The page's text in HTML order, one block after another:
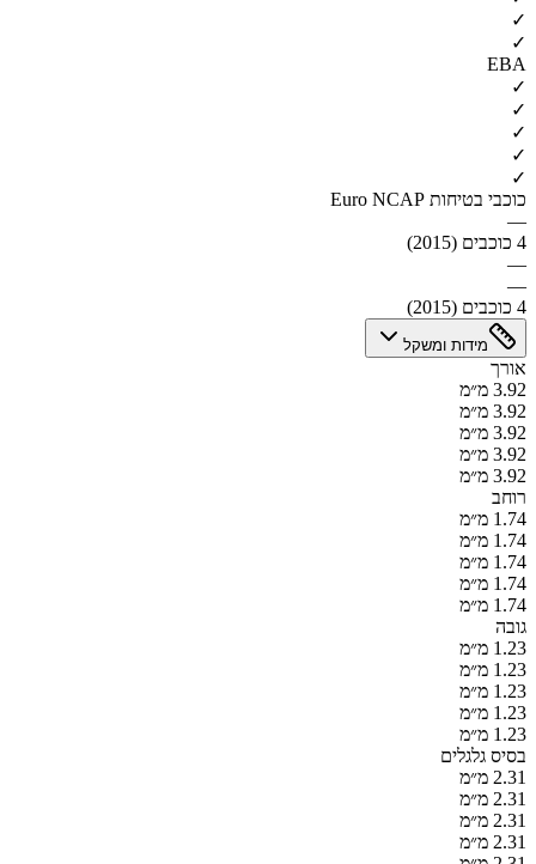
✓
✓
EBA
✓
✓
✓
✓
✓
כוכבי בטיחות Euro NCAP
—
4 כוכבים (2015)
—
—
4 כוכבים (2015)
מידות ומשקל
אורך
3.92 מ״מ
3.92 מ״מ
3.92 מ״מ
3.92 מ״מ
3.92 מ״מ
רוחב
1.74 מ״מ
1.74 מ״מ
1.74 מ״מ
1.74 מ״מ
1.74 מ״מ
גובה
1.23 מ״מ
1.23 מ״מ
1.23 מ״מ
1.23 מ״מ
1.23 מ״מ
בסיס גלגלים
2.31 מ״מ
2.31 מ״מ
2.31 מ״מ
2.31 מ״מ